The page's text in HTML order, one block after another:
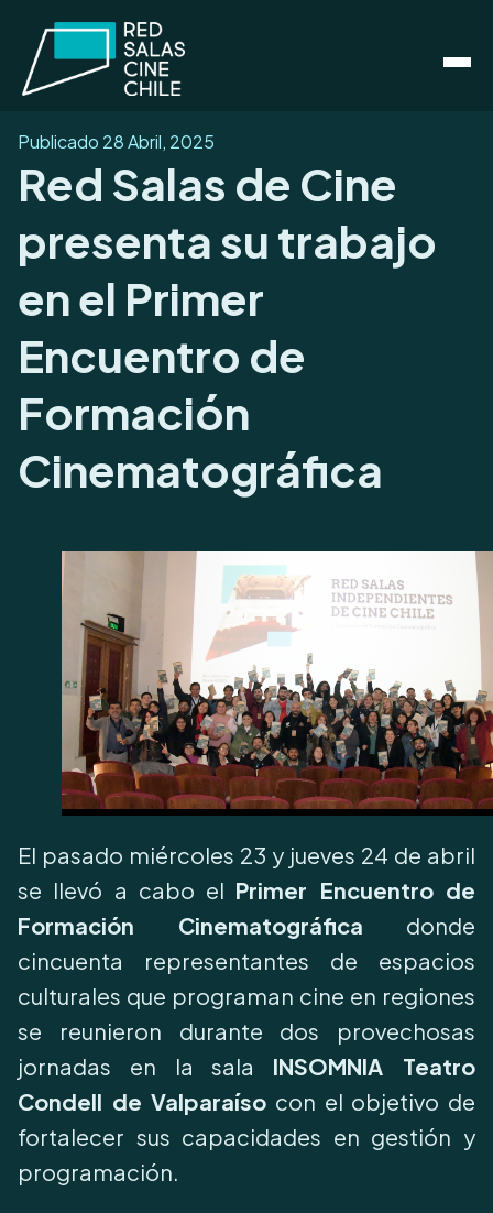
Publicado 28 Abril, 2025
Red Salas de Cine
presenta su trabajo
en el Primer
Encuentro de
Formación
Cinematográfica
El pasado miércoles 23 y jueves 24 de abril
se llevó a cabo el Primer Encuentro de
Formación Cinematográfica donde
cincuenta representantes de espacios
culturales que programan cine en regiones
se reunieron durante dos provechosas
jornadas en la sala INSOMNIA Teatro
Condell de Valparaíso con el objetivo de
fortalecer sus capacidades en gestión y
programación.